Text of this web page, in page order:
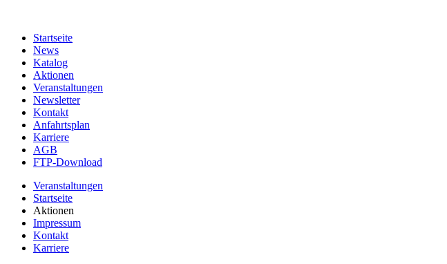
Startseite
News
Katalog
Aktionen
Veranstaltungen
Newsletter
Kontakt
Anfahrtsplan
Karriere
AGB
FTP-Download
Veranstaltungen
Startseite
Aktionen
Impressum
Kontakt
Karriere